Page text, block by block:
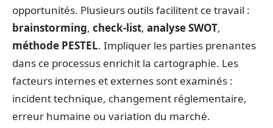
opportunités. Plusieurs outils facilitent ce travail :
brainstorming, check-list, analyse SWOT,
méthode PESTEL. Impliquer les parties prenantes
dans ce processus enrichit la cartographie. Les
facteurs internes et externes sont examinés :
incident technique, changement réglementaire,
erreur humaine ou variation du marché.